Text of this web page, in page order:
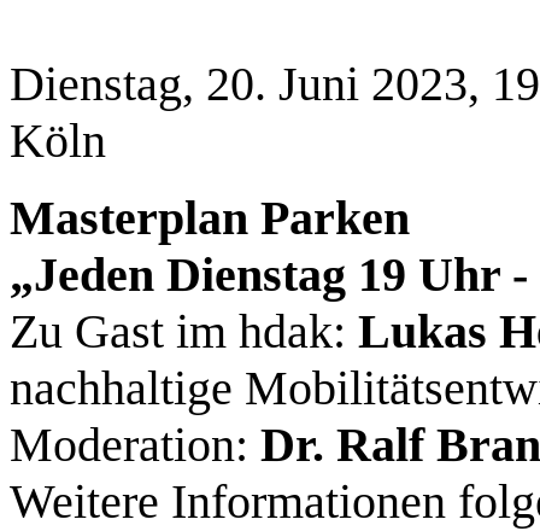
Dienstag, 20. Juni 2023,
Köln
Masterplan Parken
„Jeden Dienstag 19 Uhr
Zu Gast im hdak: Lukas
nachhaltige
Moderation: Dr. Ralf
Weitere Informationen